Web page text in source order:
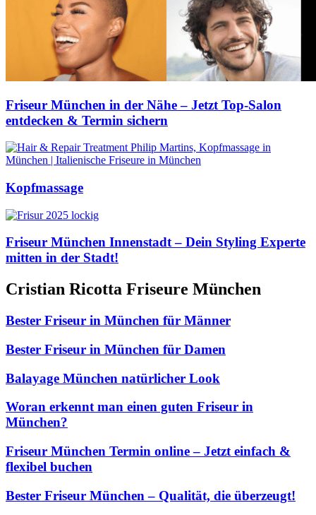
Friseur München in der Nähe – Jetzt Top-Salon
entdecken & Termin sichern
Kopfmassage
Friseur München Innenstadt – Dein Styling Experte
mitten in der Stadt!
Cristian Ricotta Friseure München
Bester Friseur in München für Männer
Bester Friseur in München für Damen
Balayage München natürlicher Look
Woran erkennt man einen guten Friseur in
München?
Friseur München Termin online – Jetzt einfach &
flexibel buchen
Bester Friseur München – Qualität, die überzeugt!